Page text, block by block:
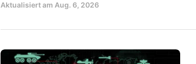
Aktualisiert am Aug. 6, 2026